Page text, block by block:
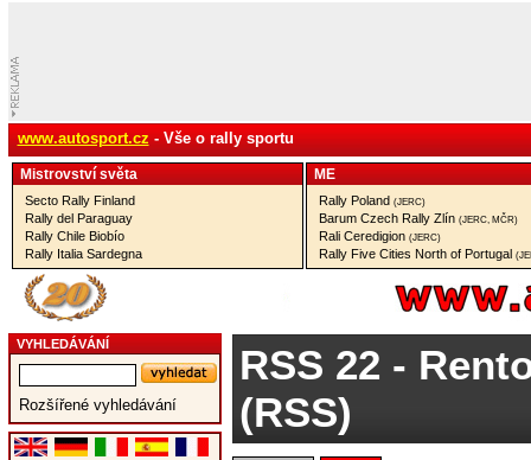
www.autosport.cz - Vše o rally sportu
Mistrovství­ světa
Secto Rally Finland
Rally del Paraguay
Rally Chile Biobío
Rally Italia Sardegna
ME
Rally Poland (JERC)
Barum Czech Rally Zlín (JERC, MČR)
Rali Ceredigion (JERC)
Rally Five Cities North of Portugal
VYHLEDÁVÁNÍ
Rozšířené vyhledávání
RSS 22 -
(RSS)